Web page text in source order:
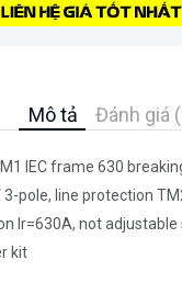
Mô tả Đánh giá
IEC frame 630
3-pole, line protection
Ir=630A, not
kit